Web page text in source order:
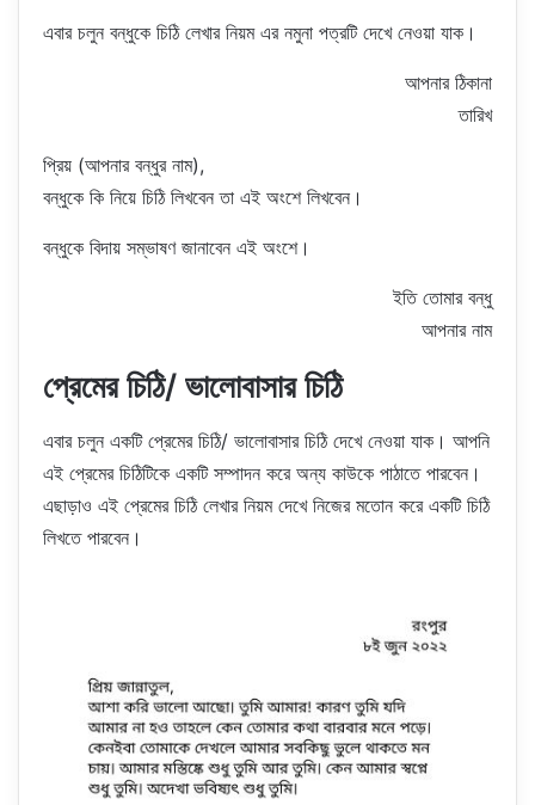
এবার চলুন বন্ধুকে চিঠি লেখার নিয়ম এর নমুনা পত্রটি দেখে নেওয়া যাক।
আপনার ঠিকানা
তারিখ
প্রিয় (আপনার বন্ধুর নাম),
বন্ধুকে কি নিয়ে চিঠি লিখবেন তা এই অংশে লিখবেন।
বন্ধুকে বিদায় সম্ভাষণ জানাবেন এই অংশে।
ইতি তোমার বন্ধু
আপনার নাম
প্রেমের চিঠি/ ভালোবাসার চিঠি
এবার চলুন একটি প্রেমের চিঠি/ ভালোবাসার চিঠি দেখে নেওয়া যাক। আপনি
এই প্রেমের চিঠিটিকে একটি সম্পাদন করে অন্য কাউকে পাঠাতে পারবেন।
এছাড়াও এই প্রেমের চিঠি লেখার নিয়ম দেখে নিজের মতোন করে একটি চিঠি
লিখতে পারবেন।